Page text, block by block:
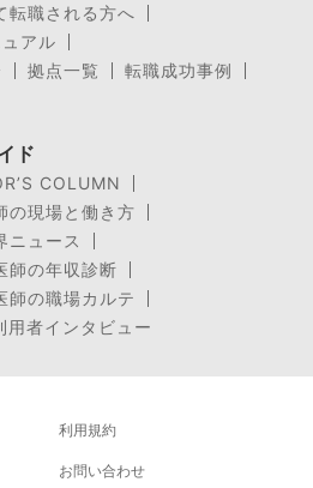
転職される方へ
アル
拠点一覧
転職成功事例
ド
COLUMN
の現場と働き方
ニュース
師の年収診断
師の職場カルテ
用者インタビュー
利用規約
お問い合わせ